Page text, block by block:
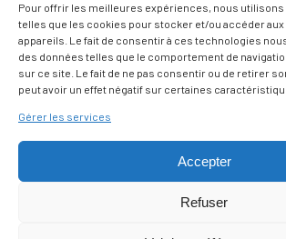
Pour offrir les meilleures expériences, nous
telles que les cookies pour stocker et/ou accéder
appareils. Le fait de consentir à ces technologies
des données telles que le comportement de
sur ce site. Le fait de ne pas consentir ou de retirer
peut avoir un effet négatif sur certaines
Gérer les services
Accepter
Refuser
Mercredi 8 juillet de
14h à 18h
partager un
moment convivial et
ludique ! Au
programme : quiz,
jeux de société et
jeux vidéo, jeu de
Lou et d’autres
héros de la
BD… Une après-midi
joyeuse et familiale
GESTION DES COOKIES
SUIVEZ-NOUS
SUR LES RÉSEAUX